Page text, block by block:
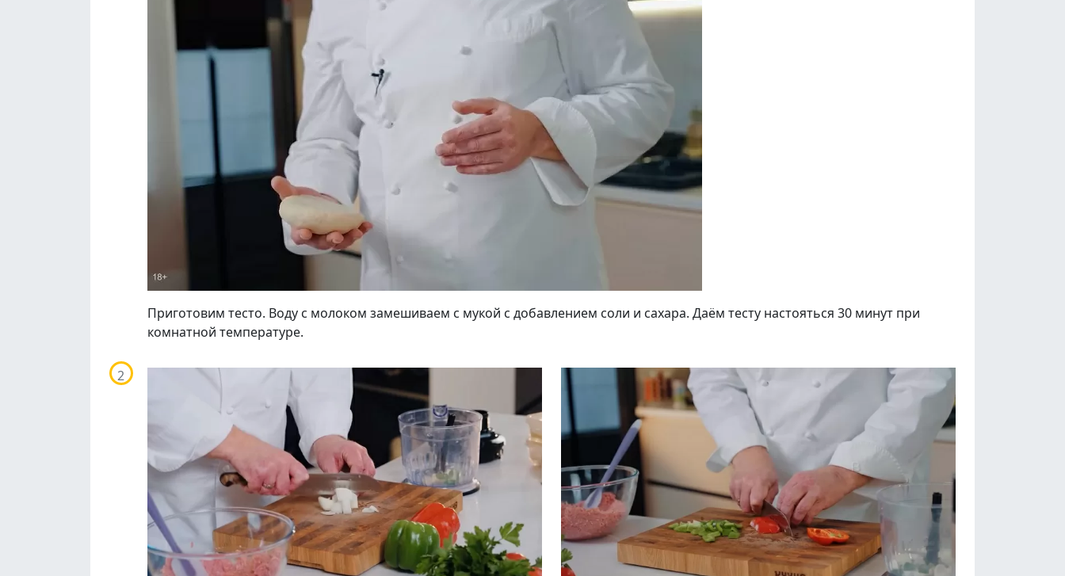
Приготовим тесто. Воду с молоком замешиваем с мукой с добавлением соли и сахара. Даём тесту настояться 30 минут при
комнатной температуре.